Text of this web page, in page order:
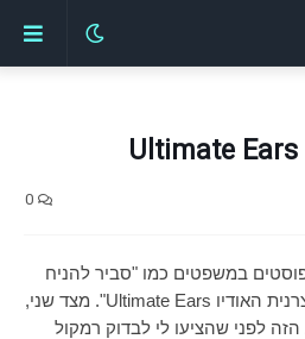
0
במשפטים כמו "סביר להניח
האודיו Ultimate Ears". מצד שני,
לפני שהציעו לי לבדוק רמקול